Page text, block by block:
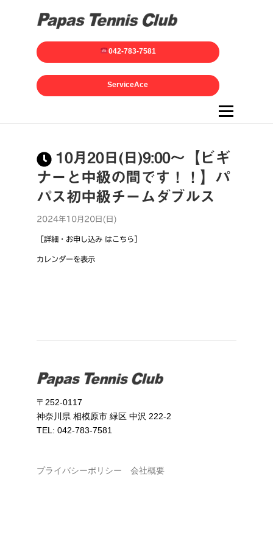
042-783-7581
ServiceAce
メニュー
10月20日(日)9:00～【ビギ
ナーと中級の間です！！】パ
パス初中級チームダブルス
2024年10月20日(日)
［詳細・お申し込み はこちら］
カレンダーを表示
〒252-0117
神奈川県 相模原市 緑区 中沢 222-2
TEL: 042-783-7581
プライバシーポリシー 会社概要